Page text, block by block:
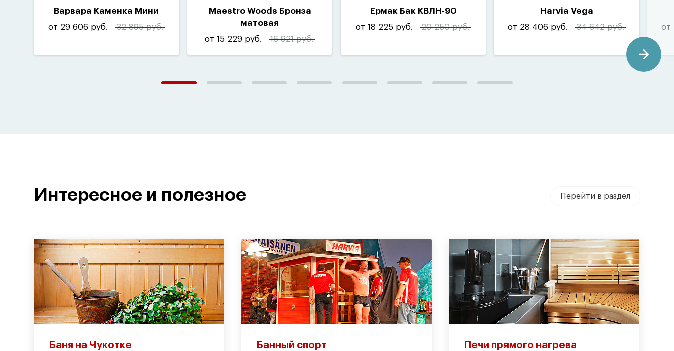
Варвара Каменка Мини
от 29 606 руб.
32 895 руб.
Maestro Woods Бронза
матовая
от 15 229 руб.
16 921 руб.
Ермак Бак КВЛН-90
от 18 225 руб.
20 250 руб.
Harvia Vega
от 28 406 руб.
34 642 руб. от
Интересное и полезное Перейти в раздел
Баня на Чукотке Банный спорт Печи прямого нагрева